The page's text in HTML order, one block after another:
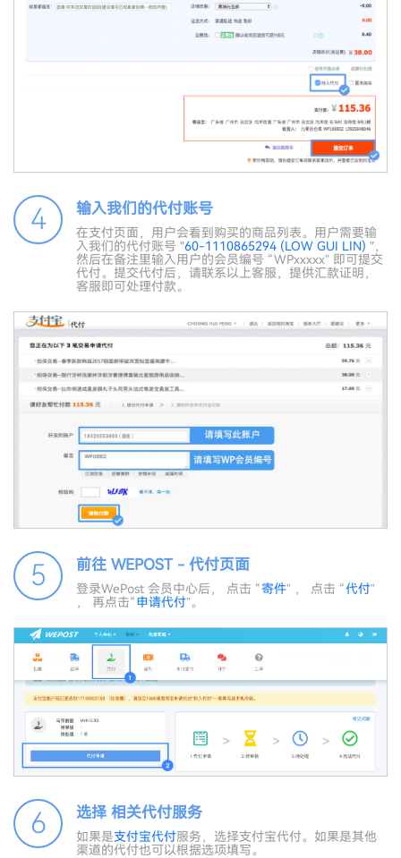
4 输入我们的代付账号
在支付页面，用户会看到购买的商品列表。用户需要输
入我们的代付账号 "60-1110865294 (LOW GUI LIN) "，
然后在备注里输入用户的会员编号 “WPxxxxx” 即可提交
代付。提交代付后，请联系以上客服，提供汇款证明，
客服即可处理付款。
5 前往 WEPOST - 代付页面
登录WePost 会员中心后， 点击 “寄件” ， 点击 “代付”
， 再点击“申请代付”。
6 选择 相关代付服务
如果是支付宝代付服务，选择支付宝代付。如果是其他
渠道的代付也可以根据选项填写。